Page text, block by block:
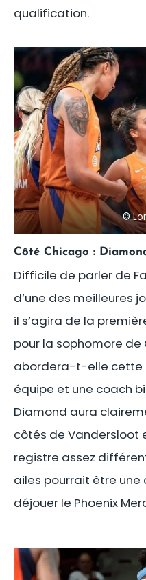
qualification.
©
Côté Chicago :
Difficile de parler de
d’une des meilleures
il s’agira de la
pour la sophomore
abordera-t-elle cette
équipe et une coach
Diamond aura
côtés de Vandersloot
registre assez
ailes pourrait être une
déjouer le Phoenix